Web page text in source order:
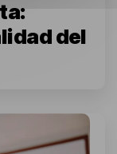
del